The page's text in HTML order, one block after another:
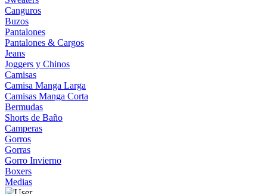
Canguros
Buzos
Pantalones
Pantalones & Cargos
Jeans
Joggers y Chinos
Camisas
Camisa Manga Larga
Camisas Manga Corta
Bermudas
Shorts de Baño
Camperas
Gorros
Gorras
Gorro Invierno
Boxers
Medias